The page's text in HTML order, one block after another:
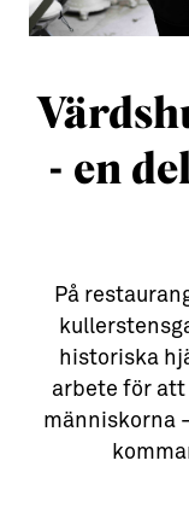
Visby
→
→ Köpa
→
Allt om
→
→
→
- en
På
historiska
arbete för att
människorna